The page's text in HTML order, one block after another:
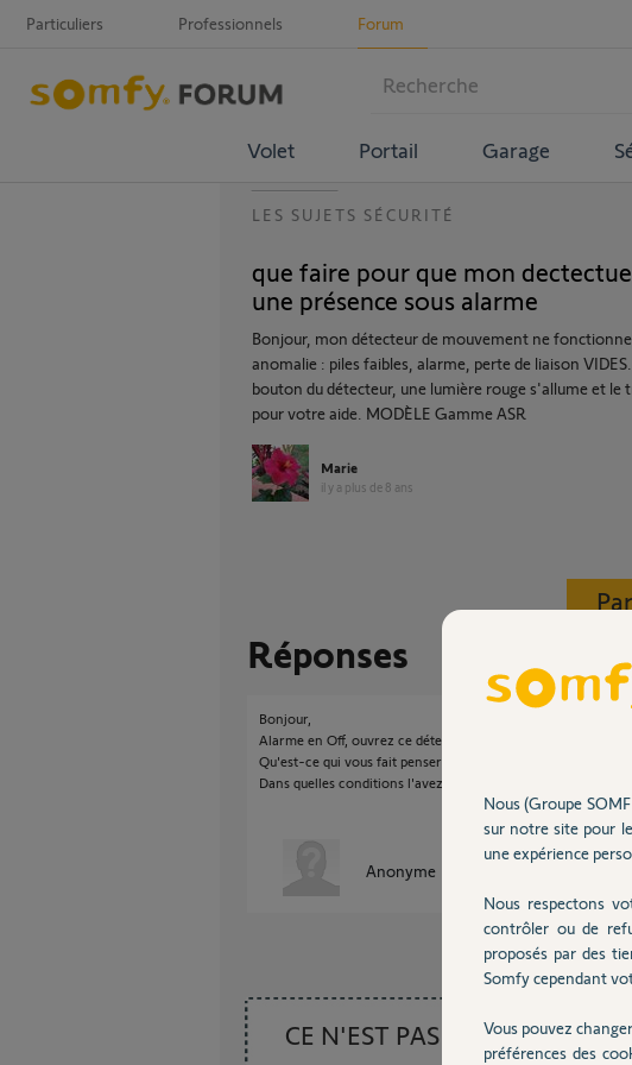
Particuliers Professionnels Forum
Volet Portail Garage
LES SUJETS SÉCURITÉ
que faire pour que mon
une présence sous alarme
Bonjour, mon détecteur de mouvement ne
anomalie : piles faibles, alarme, perte de liaison
bouton du détecteur, une lumière rouge s'allume et
pour votre aide. MODÈLE Gamme ASR
Marie
il y a plus de 8 ans
Réponses
Bonjour,
Alarme en Off, ouvrez ce détecteur, l'alarme se déclenche t-
Qu'est-ce qui vous fait penser que ce détecteur est HS ?
Dans quelles conditions l'avez-vous testé?
Anonyme
CE N'EST PAS CE
Nous (Groupe
sur notre site pour
une expérience
Nous respectons
contrôler ou de
proposés par des
Somfy cependant
Vous pouvez
préférences des